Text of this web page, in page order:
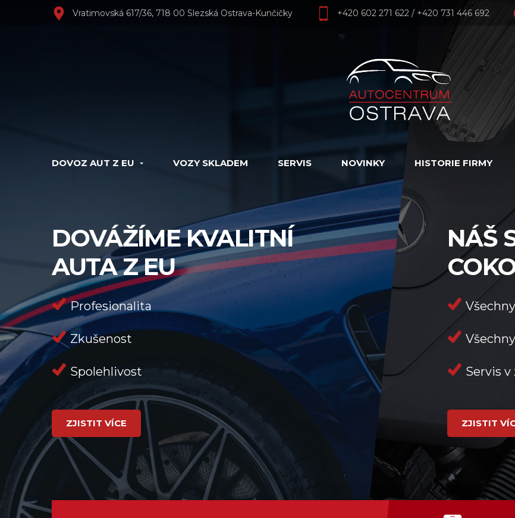
Vratimovská 617/36, 718 00 Slezská Ostrava-Kunčičky +420 602 271 622 / +420 731 446 692
DOVOZ AUT Z EU VOZY SKLADEM SERVIS NOVINKY HISTORIE FIRMY
DOVÁŽÍME KVALITNÍ
AUTA Z EU
Profesionalita
Zkušenost
Spolehlivost
ZJISTIT VÍCE
NÁŠ
Servis v
ZJISTIT